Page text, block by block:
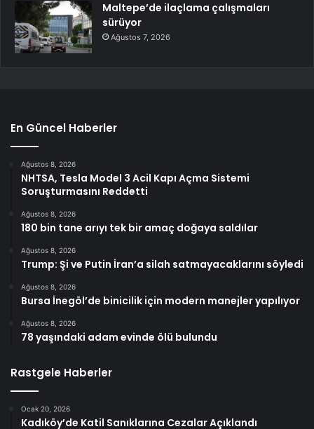
Maltepe’de ilaçlama çalışmaları
sürüyor
Ağustos 7, 2026
En Güncel Haberler
Ağustos 8, 2026
NHTSA, Tesla Model 3 Acil Kapı Açma Sistemi
Soruşturmasını Reddetti
Ağustos 8, 2026
180 bin tane arıyı tek bir amaç doğaya saldılar
Ağustos 8, 2026
Trump: Şi ve Putin İran’a silah satmayacaklarını söyledi
Ağustos 8, 2026
Bursa İnegöl’de binicilik için modern manejler yapılıyor
Ağustos 8, 2026
78 yaşındaki adam evinde ölü bulundu
Rastgele Haberler
Ocak 20, 2026
Kadıköy’de Katil Sanıklarına Cezalar Açıklandı